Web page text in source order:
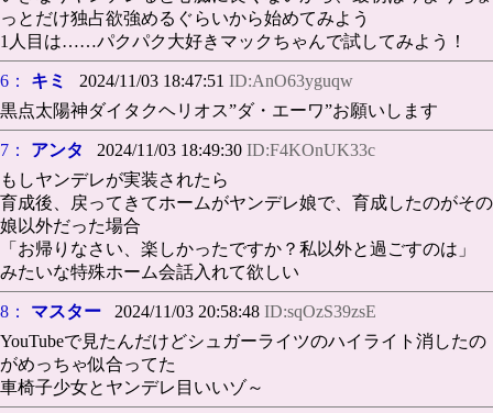
っとだけ独占欲強めるぐらいから始めてみよう
1人目は……パクパク大好きマックちゃんで試してみよう！
6： キミ 2024/11/03 18:47:51 ID:AnO63yguqw
黒点太陽神ダイタクヘリオス”ダ・エーワ”お願いします
7： アンタ 2024/11/03 18:49:30 ID:F4KOnUK33c
もしヤンデレが実装されたら
育成後、戻ってきてホームがヤンデレ娘で、育成したのがその
娘以外だった場合
「お帰りなさい、楽しかったですか？私以外と過ごすのは」
みたいな特殊ホーム会話入れて欲しい
8： マスター 2024/11/03 20:58:48 ID:sqOzS39zsE
YouTubeで見たんだけどシュガーライツのハイライト消したの
がめっちゃ似合ってた
車椅子少女とヤンデレ目いいゾ～